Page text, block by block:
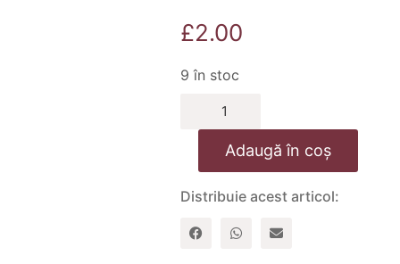
£2.00
9 în stoc
metalic
inscriptionat
te
Adaugă în coș
Distribuie acest articol: